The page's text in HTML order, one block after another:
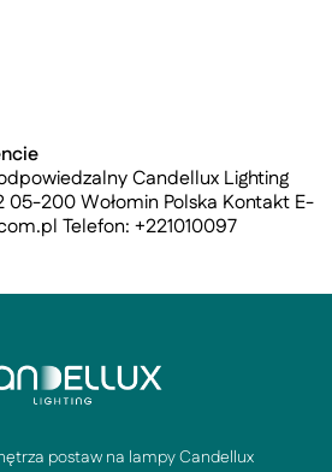
Candellux Lighting
05-200 Wołomin Polska Kontakt E-
Telefon: +221010097
postaw na lampy Candellux